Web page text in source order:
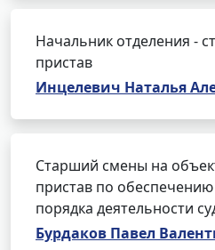
Начальник отделения -
пристав
Инцелевич Наталья
Старший смены на
пристав по
порядка деятельности
Бурдаков Павел